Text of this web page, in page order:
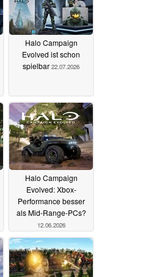
Halo Campaign
Evolved ist schon
spielbar 22.07.2026
Halo Campaign
Evolved: Xbox-
Performance besser
als Mid-Range-PCs?
12.06.2026